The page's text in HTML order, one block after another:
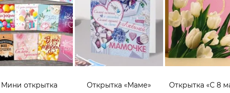
Мини открытка Открытка «Маме» Открытка «С 8